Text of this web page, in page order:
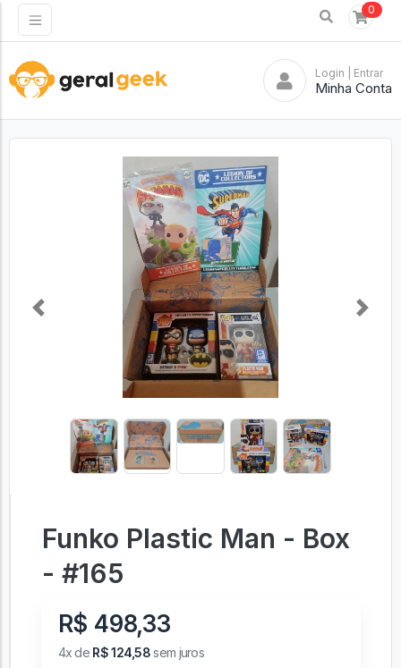
0
Login | Entrar
Minha Conta
Previous Next
Funko Plastic Man - Box
- #165
R$ 498,33
4x de R$ 124,58sem juros